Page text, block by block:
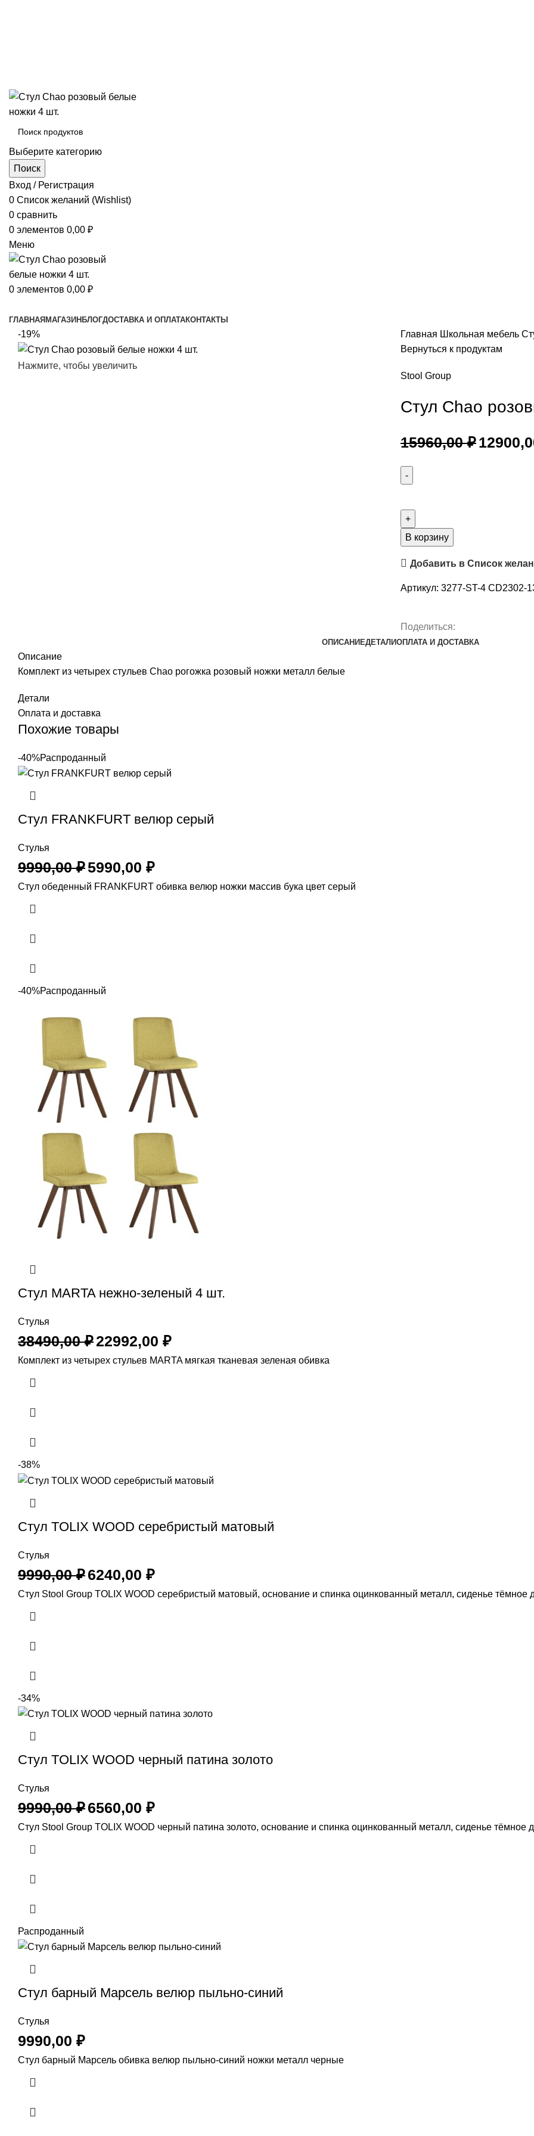
Выберите категорию
Поиск
Вход / Регистрация
0 Список желаний (Wishlist)
0 сравнить
0 элементов 0,00 ₽
Меню
0 элементов 0,00 ₽
ГЛАВНАЯ МАГАЗИН БЛОГДОСТАВКА И ОПЛАТАКОНТАКТЫ
-19%
Нажмите, чтобы увеличить
Главная Школьная мебель
Вернуться к продуктам
Stool Group
Стул Chao
15960,00₽
В корзину
Добавить в Список
Артикул: 3277-ST-4 CD2302-
Поделиться:
ОПИСАНИЕДЕТАЛИОПЛАТА И ДОСТАВКА
Описание
Комплект из четырех стульев Chao рогожка розовый ножки металл белые
Детали
Оплата и доставка
Похожие товары
-40%Распроданный
Стул FRANKFURT велюр серый
Стулья
9990,00₽5990,00 ₽
Стул обеденный FRANKFURT обивка велюр ножки массив бука цвет серый
-40%Распроданный
Стул MARTA нежно-зеленый 4 шт.
Стулья
38490,00₽22992,00 ₽
Комплект из четырех стульев MARTA мягкая тканевая зеленая обивка
-38%
Стул TOLIX WOOD серебристый матовый
Стулья
9990,00₽6240,00 ₽
Стул Stool Group TOLIX WOOD серебристый матовый, основание и спинка оцинкованный металл, сиденье тёмное
-34%
Стул TOLIX WOOD черный патина золото
Стулья
9990,00₽6560,00 ₽
Стул Stool Group TOLIX WOOD черный патина золото, основание и спинка оцинкованный металл, сиденье тёмное
Распроданный
Стул барный Марсель велюр пыльно-синий
Стулья
9990,00 ₽
Стул барный Марсель обивка велюр пыльно-синий ножки металл черные